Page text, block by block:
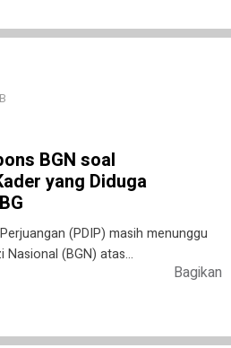
BGN soal
yang Diduga
(PDIP) masih menunggu
Nasional (BGN) atas…
Bagikan